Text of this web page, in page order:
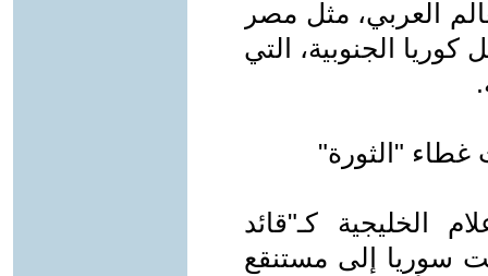
العربي، مثل مصر
الجنوبية، التي
الخليجية كـ"قائد
سوريا إلى مستنقع